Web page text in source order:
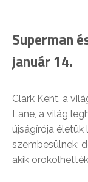
Superman
január 14.
Clark Kent, a
Lane, a világ
újságírója
szembesülnek:
akik